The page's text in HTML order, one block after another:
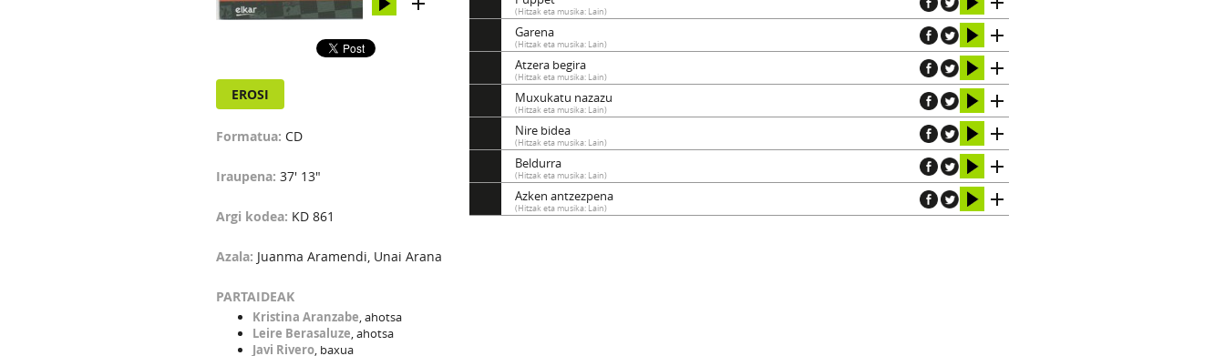
EROSI
Formatua: CD
Iraupena: 37' 13"
Argi kodea: KD 861
Azala: Juanma Aramendi, Unai Arana
PARTAIDEAK
Kristina Aranzabe, ahotsa
Leire Berasaluze, ahotsa
Javi Rivero, baxua
(Hitzak eta musika: Lain)
Garena
(Hitzak eta musika: Lain)
Atzera begira
(Hitzak eta musika: Lain)
Muxukatu nazazu
(Hitzak eta musika: Lain)
Nire bidea
(Hitzak eta musika: Lain)
Beldurra
(Hitzak eta musika: Lain)
Azken antzezpena
(Hitzak eta musika: Lain)